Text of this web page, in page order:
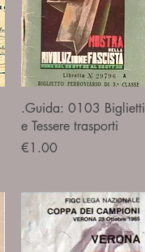
Quick View
.Guida: 0103 Biglietti
e Tessere trasporti
Price
€1.00